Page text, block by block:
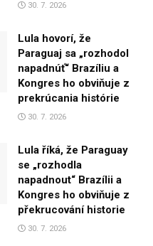
30. 7. 2026
Lula hovorí, že
Paraguaj sa „rozhodol
napadnúť“ Brazíliu a
Kongres ho obviňuje z
prekrúcania histórie
30. 7. 2026
Lula říká, že Paraguay
se „rozhodla
napadnout“ Brazílii a
Kongres ho obviňuje z
překrucování historie
30. 7. 2026